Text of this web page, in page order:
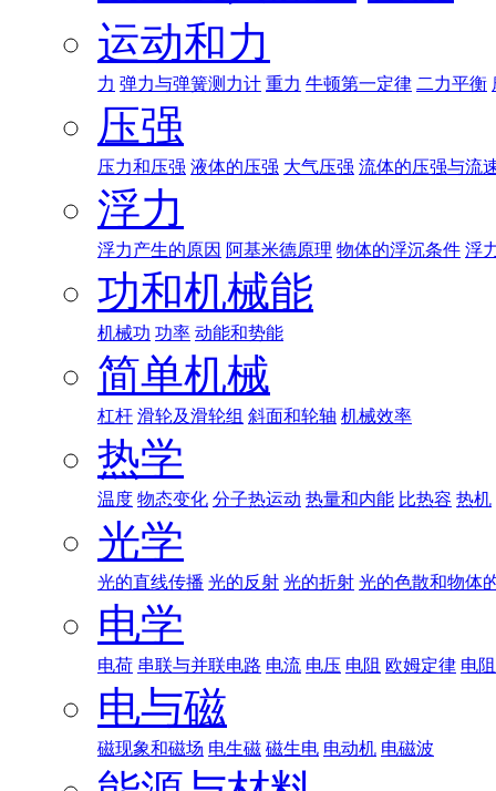
运动和力
力 弹力与弹簧测力计 重力 牛顿第一定律 二力平衡
压强
压力和压强 液体的压强 大气压强 流体的压强与流
浮力
浮力产生的原因 阿基米德原理 物体的浮沉条件 浮
功和机械能
机械功 功率 动能和势能
简单机械
杠杆 滑轮及滑轮组 斜面和轮轴 机械效率
热学
温度 物态变化 分子热运动 热量和内能 比热容 热机
光学
光的直线传播 光的反射 光的折射 光的色散和物体
电学
电荷 串联与并联电路 电流 电压 电阻 欧姆定律 电
电与磁
磁现象和磁场 电生磁 磁生电 电动机 电磁波